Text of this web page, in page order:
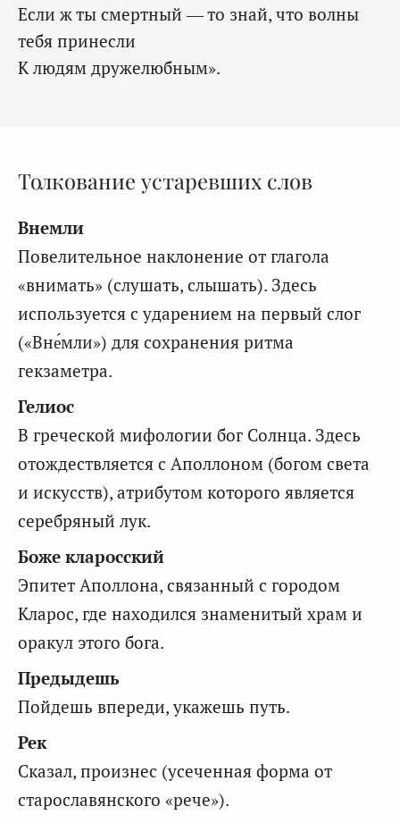
Если ж ты смертный — то знай, что волны
тебя принесли
К людям дружелюбным».
Толкование устаревших слов
Внемли
Повелительное наклонение от глагола
«внимать» (слушать, слышать). Здесь
используется с ударением на первый слог
(«Вне́мли») для сохранения ритма
гекзаметра.
Гелиос
В греческой мифологии бог Солнца. Здесь
отождествляется с Аполлоном (богом света
и искусств), атрибутом которого является
серебряный лук.
Боже кларосский
Эпитет Аполлона, связанный с городом
Кларос, где находился знаменитый храм и
оракул этого бога.
Предыдешь
Пойдешь впереди, укажешь путь.
Рек
Сказал, произнес (усеченная форма от
старославянского «рече»).